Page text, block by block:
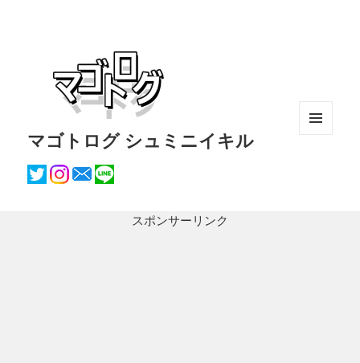
マゴトログ シュミニイキル
スポンサーリンク